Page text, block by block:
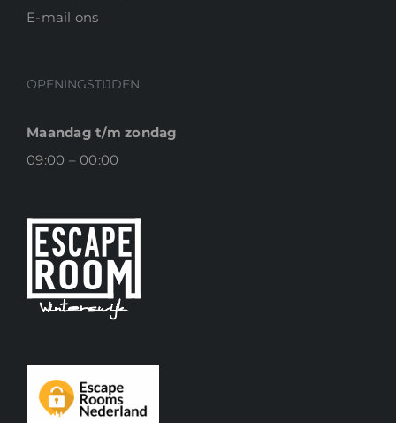
E-mail ons
OPENINGSTIJDEN
Maandag t/m zondag
09:00 – 00:00